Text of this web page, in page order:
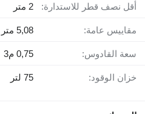
أقل نصف قطر للاستدارة: 2 متر
مقاييس عامة: 5,08 متر × 1,75 متر × 2,45 متر
سعة القادوس: 0,75 م3
خزان الوقود: 75 لتر